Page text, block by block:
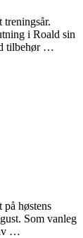
treningsår.
i Roald sin
tilbehør …
på høstens
Som vanleg
…